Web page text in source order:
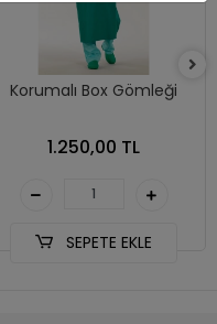
Korumalı Box Gömleği
1.250,00 TL
SEPETE EKLE